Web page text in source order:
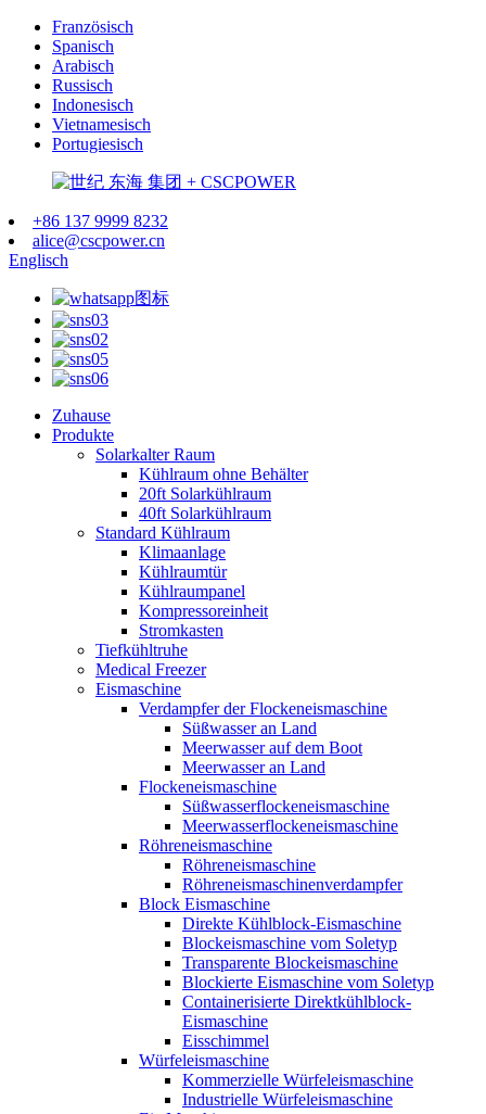
Französisch
Spanisch
Arabisch
Russisch
Indonesisch
Vietnamesisch
Portugiesisch
+86 137 9999 8232
alice@cscpower.cn
Englisch
Zuhause
Produkte
Solarkalter Raum
Kühlraum ohne Behälter
20ft Solarkühlraum
40ft Solarkühlraum
Standard Kühlraum
Klimaanlage
Kühlraumtür
Kühlraumpanel
Kompressoreinheit
Stromkasten
Tiefkühltruhe
Medical Freezer
Eismaschine
Verdampfer der Flockeneismaschine
Süßwasser an Land
Meerwasser auf dem Boot
Meerwasser an Land
Flockeneismaschine
Süßwasserflockeneismaschine
Meerwasserflockeneismaschine
Röhreneismaschine
Röhreneismaschine
Röhreneismaschinenverdampfer
Block Eismaschine
Direkte Kühlblock-Eismaschine
Blockeismaschine vom Soletyp
Transparente Blockeismaschine
Blockierte Eismaschine vom Soletyp
Containerisierte Direktkühlblock-
Eismaschine
Eisschimmel
Würfeleismaschine
Kommerzielle Würfeleismaschine
Industrielle Würfeleismaschine